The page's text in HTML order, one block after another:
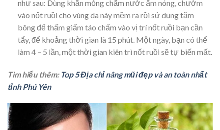
như sau: Dùng khăn mỏng chấm nước ấm nóng, chườm
vào nốt ruồi cho vùng da này mềm ra rồi sử dụng tăm
bông để thấm giấm táo chấm vào vị trí nốt ruồi bạn cần
tẩy, để khoảng thời gian là 15 phút. Một ngày, bạn có thể
làm 4 – 5 lần, một thời gian kiên trì nốt ruồi sẽ tự biến mất.
Tìm hiểu thêm: Top 5 Địa chỉ nâng mũi đẹp và an toàn nhất
tỉnh Phú Yên